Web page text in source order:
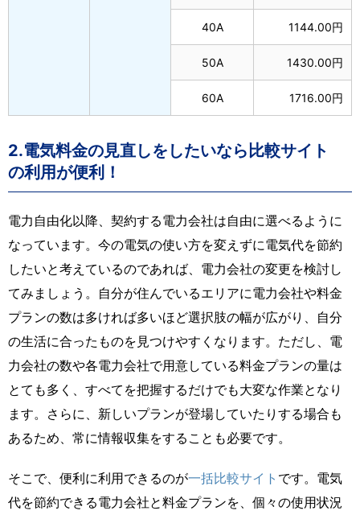
40A 1144.00円
50A 1430.00円
60A 1716.00円
2.電気料金の見直しをしたいなら比較サイト
の利用が便利！
電力自由化以降、契約する電力会社は自由に選べるように
なっています。今の電気の使い方を変えずに電気代を節約
したいと考えているのであれば、電力会社の変更を検討し
てみましょう。自分が住んでいるエリアに電力会社や料金
プランの数は多ければ多いほど選択肢の幅が広がり、自分
の生活に合ったものを見つけやすくなります。ただし、電
力会社の数や各電力会社で用意している料金プランの量は
とても多く、すべてを把握するだけでも大変な作業となり
ます。さらに、新しいプランが登場していたりする場合も
あるため、常に情報収集をすることも必要です。
そこで、便利に利用できるのが一括比較サイト です。電気
代を節約できる電力会社と料金プランを、個々の使用状況